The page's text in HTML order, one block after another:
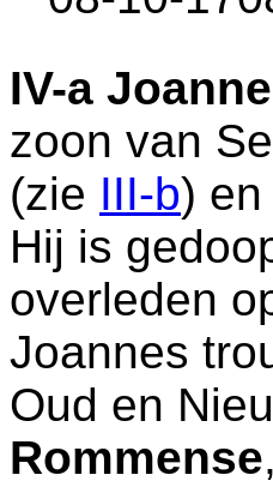
IV-a
zoon van
(zie III-b) en
Hij is
overleden
Joannes
Oud en
Rommense